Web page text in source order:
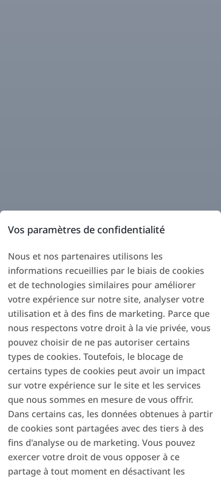
Vos paramètres de confidentialité
Nous et nos partenaires utilisons les
informations recueillies par le biais de cookies
et de technologies similaires pour améliorer
votre expérience sur notre site, analyser votre
utilisation et à des fins de marketing. Parce que
nous respectons votre droit à la vie privée, vous
pouvez choisir de ne pas autoriser certains
types de cookies. Toutefois, le blocage de
certains types de cookies peut avoir un impact
sur votre expérience sur le site et les services
que nous sommes en mesure de vous offrir.
Dans certains cas, les données obtenues à partir
de cookies sont partagées avec des tiers à des
fins d'analyse ou de marketing. Vous pouvez
exercer votre droit de vous opposer à ce
partage à tout moment en désactivant les